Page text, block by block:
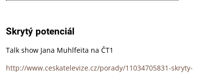
Skrytý potenciál
Talk show Jana Muhlfeita na ČT1
http://www.ceskatelevize.cz/porady/11034705831-skryty-